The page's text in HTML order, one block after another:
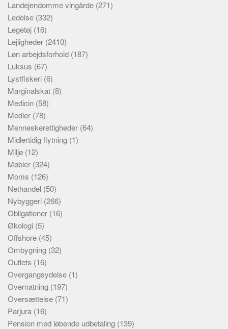
Landejendomme vingårde (271)
Ledelse (332)
Legetøj (16)
Lejligheder (2410)
Løn arbejdsforhold (187)
Luksus (67)
Lystfiskeri (6)
Marginalskat (8)
Medicin (58)
Medier (78)
Menneskerettigheder (64)
Midlertidig flytning (1)
Miljø (12)
Møbler (324)
Moms (126)
Nethandel (50)
Nybyggeri (266)
Obligationer (16)
Økologi (5)
Offshore (45)
Ombygning (32)
Outlets (16)
Overgangsydelse (1)
Overnatning (197)
Oversættelse (71)
Parjura (16)
Pension med løbende udbetaling (139)